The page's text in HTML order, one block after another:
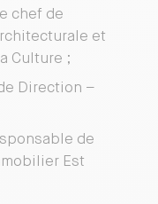
chef de
et
Culture ;
Direction –
de
Est